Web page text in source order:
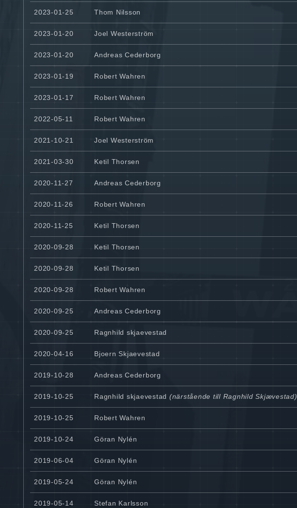
2023-01-25 Thom Nilsson
2023-01-20 Joel Westerström
2023-01-20 Andreas Cederborg
2023-01-19 Robert Wahren
2023-01-17 Robert Wahren
2022-05-11 Robert Wahren
2021-10-21 Joel Westerström
2021-03-30 Ketil Thorsen
2020-11-27 Andreas Cederborg
2020-11-26 Robert Wahren
2020-11-25 Ketil Thorsen
2020-09-28 Ketil Thorsen
2020-09-28 Ketil Thorsen
2020-09-28 Robert Wahren
2020-09-25 Andreas Cederborg
2020-09-25 Ragnhild skjaevestad
2020-04-16 Bjoern Skjaevestad
2019-10-28 Andreas Cederborg
2019-10-25 Ragnhild skjaevestad (närstående till Ragnhild Skjævestad)
2019-10-25 Robert Wahren
2019-10-24 Göran Nylén
2019-06-04 Göran Nylén
2019-05-24 Göran Nylén
2019-05-14 Stefan Karlsson